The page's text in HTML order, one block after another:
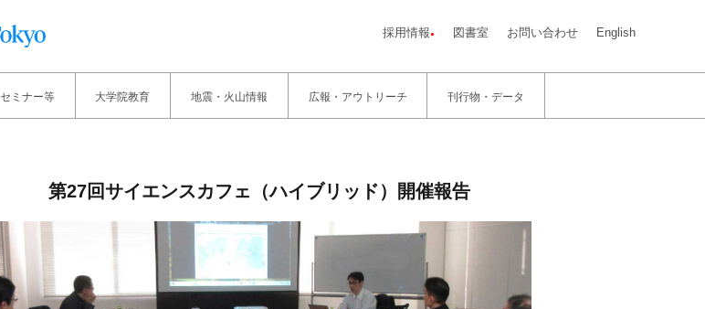
採用情報 図書室 お問い合わせ English
セミナー等 大学院教育 地震・火山情報 広報・アウトリーチ 刊行物・データ
第27回サイエンスカフェ（ハイブリッド）開催報告